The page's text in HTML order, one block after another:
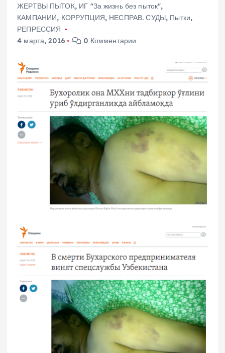
ЖЕРТВЫ ПЫТОК, ИГ "За жизнь без пыток",
КАМПАНИИ, КОРРУПЦИЯ, НЕСПРАВ. СУДЫ, Пытки,
РЕПРЕССИЯ
4 марта, 2016
0 Комментарии